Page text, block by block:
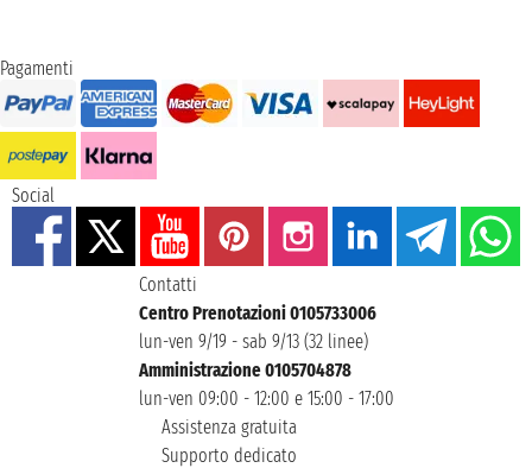
Pagamenti
Social
Contatti
Centro Prenotazioni 0105733006
lun-ven 9/19 - sab 9/13 (32 linee)
Amministrazione 0105704878
lun-ven 09:00 - 12:00 e 15:00 - 17:00
Assistenza gratuita
Supporto dedicato